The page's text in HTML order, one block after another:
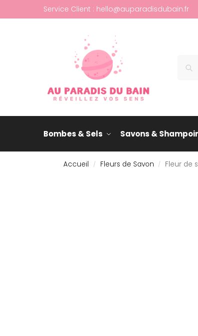
Service Client : hello@auparadisdubain.fr
Bombes & Sels Savons &
Accueil / Fleurs de Savon / Fleur de